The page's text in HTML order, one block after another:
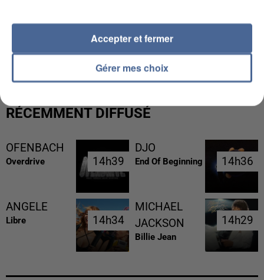
LES FRANÇAIS, FANS DE LA FLEMME
RÉCEMMENT DIFFUSÉ
OFENBACH
Overdrive 14h39
14h39
DJO
End Of Beginning 14h36
14h36
ANGELE
Libre 14h34
14h34
MICHAEL
JACKSON
Billie Jean
14h29
14h29
Gérer mes choix
Accepter et fermer